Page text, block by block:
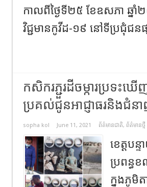
កាលពីថ្ងៃទី២៥ ខែឧសភា ឆ្ន
វិជ្ជមានកូវីដ-១៩ នៅទីប្រជុំជនផ្
កសិករភ្ជួរដីចម្ការប្រទះ
ប្រគល់ជូនអាជ្ញាធរនិងជំនា
sopha kol June 11, 2021 ព័ត៌មានជាតិ, ព័ត៌មានថ្មី
ខេត្តប
ប្រពន្ធខ
ក្នុងភូមិ